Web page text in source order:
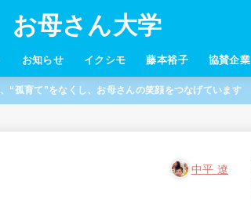
お母さん大学
お知らせ イクシモ 藤本裕子 協賛企業
“孤育て”をなくし、お母さんの笑顔をつなげています
中平 遼